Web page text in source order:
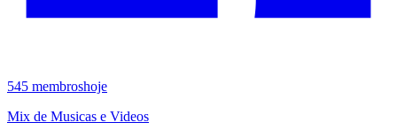
545 membroshoje
Mix de Musicas e Videos